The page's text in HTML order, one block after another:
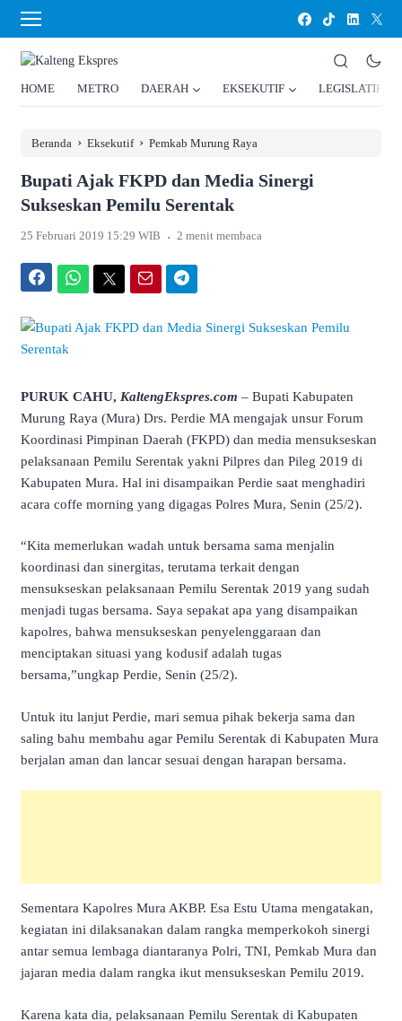
HOME METRO DAERAH EKSEKUTIF LEGISLATIF
Beranda › Eksekutif › Pemkab Murung Raya
Bupati Ajak FKPD dan Media Sinergi
Sukseskan Pemilu Serentak
25 Februari 2019 15:29 WIB . 2 menit membaca
PURUK CAHU, KaltengEkspres.com – Bupati Kabupaten
Murung Raya (Mura) Drs. Perdie MA mengajak unsur Forum
Koordinasi Pimpinan Daerah (FKPD) dan media mensukseskan
pelaksanaan Pemilu Serentak yakni Pilpres dan Pileg 2019 di
Kabupaten Mura. Hal ini disampaikan Perdie saat menghadiri
acara coffe morning yang digagas Polres Mura, Senin (25/2).
“Kita memerlukan wadah untuk bersama sama menjalin
koordinasi dan sinergitas, terutama terkait dengan
mensukseskan pelaksanaan Pemilu Serentak 2019 yang sudah
menjadi tugas bersama. Saya sepakat apa yang disampaikan
kapolres, bahwa mensukseskan penyelenggaraan dan
menciptakan situasi yang kodusif adalah tugas
bersama,”ungkap Perdie, Senin (25/2).
Untuk itu lanjut Perdie, mari semua pihak bekerja sama dan
saling bahu membahu agar Pemilu Serentak di Kabupaten Mura
berjalan aman dan lancar sesuai dengan harapan bersama.
Sementara Kapolres Mura AKBP. Esa Estu Utama mengatakan,
kegiatan ini dilaksanakan dalam rangka memperkokoh sinergi
antar semua lembaga diantaranya Polri, TNI, Pemkab Mura dan
jajaran media dalam rangka ikut mensukseskan Pemilu 2019.
Karena kata dia, pelaksanaan Pemilu Serentak di Kabupaten